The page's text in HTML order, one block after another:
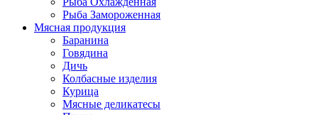
Рыба Замороженная
Мясная продукция
Баранина
Говядина
Дичь
Колбасные изделия
Курица
Мясные деликатесы